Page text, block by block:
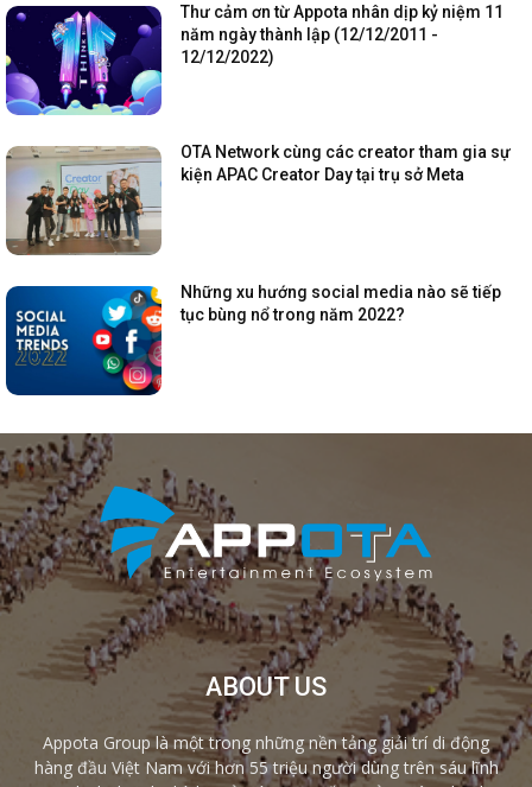
Thư cảm ơn từ Appota nhân dịp kỷ niệm 11
năm ngày thành lập (12/12/2011 -
12/12/2022)
OTA Network cùng các creator tham gia sự
kiện APAC Creator Day tại trụ sở Meta
Những xu hướng social media nào sẽ tiếp
tục bùng nổ trong năm 2022?
ABOUT US
Appota Group là một trong những nền tảng giải trí di động
hàng đầu Việt Nam với hơn 55 triệu người dùng trên sáu lĩnh